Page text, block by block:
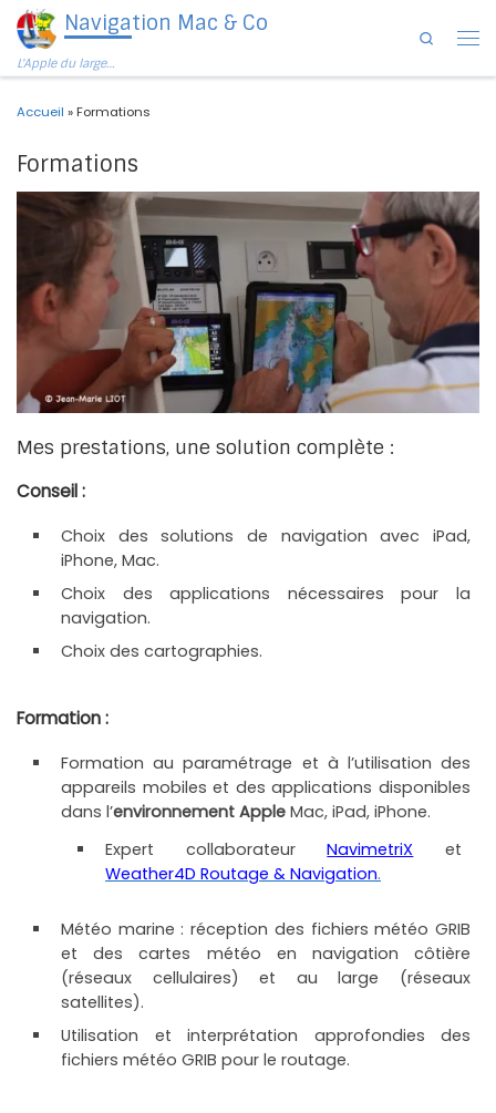
Passer au contenu
Navigation Mac & Co
L'Apple du large…
Search
Accueil »Formations
Formations
Mes prestations, une solution complète :
Conseil :
Choix des solutions de navigation avec iPad,
iPhone, Mac.
Choix des applications nécessaires pour la
navigation.
Choix des cartographies.
Formation :
Formation au paramétrage et à l’utilisation des
appareils mobiles et des applications disponibles
dans l’environnement Apple Mac, iPad, iPhone.
Expert collaborateurNavimetriX et
Weather4D Routage & Navigation.
Météo marine : réception des fichiers météo GRIB
et des cartes météo en navigation côtière
(réseaux cellulaires) et au large (réseaux
satellites).
Utilisation et interprétation approfondies des
fichiers météo GRIB pour le routage.